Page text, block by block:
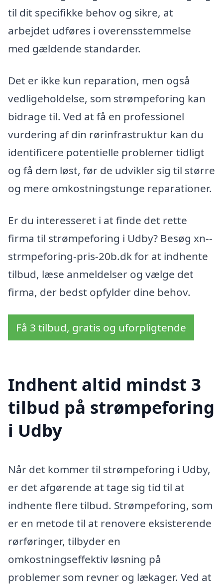
til dit specifikke behov og sikre, at
arbejdet udføres i overensstemmelse
med gældende standarder.
Det er ikke kun reparation, men også
vedligeholdelse, som strømpeforing kan
bidrage til. Ved at få en professionel
vurdering af din rørinfrastruktur kan du
identificere potentielle problemer tidligt
og få dem løst, før de udvikler sig til større
og mere omkostningstunge reparationer.
Er du interesseret i at finde det rette
firma til strømpeforing i Udby? Besøg xn--
strmpeforing-pris-20b.dk for at indhente
tilbud, læse anmeldelser og vælge det
firma, der bedst opfylder dine behov.
Få 3 tilbud, gratis og uforpligtende
Indhent altid mindst 3
tilbud på strømpeforing
i Udby
Når det kommer til strømpeforing i Udby,
er det afgørende at tage sig tid til at
indhente flere tilbud. Strømpeforing, som
er en metode til at renovere eksisterende
rørføringer, tilbyder en
omkostningseffektiv løsning på
problemer som revner og lækager. Ved at